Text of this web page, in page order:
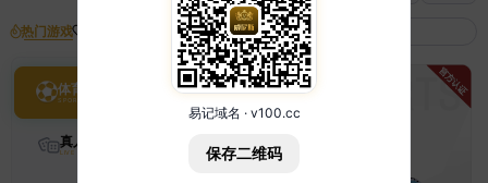
热门游戏
体育
真人
易记域名 · v100.cc
保存二维码